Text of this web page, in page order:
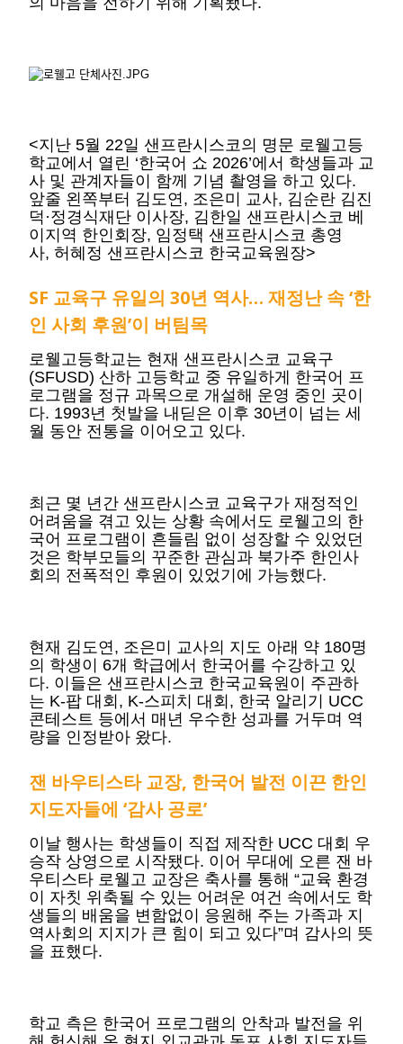
<지난 5월 22일 샌프란시스코의 명문 로웰고등
학교에서 열린 ‘한국어 쇼 2026’에서 학생들과 교
사 및 관계자들이 함께 기념 촬영을 하고 있다.
앞줄 왼쪽부터 김도연, 조은미 교사, 김순란 김진
덕·정경식재단 이사장, 김한일 샌프란시스코 베
이지역 한인회장, 임정택 샌프란시스코 총영
사, 허혜정 샌프란시스코 한국교육원장>
SF 교육구 유일의 30년 역사… 재정난 속 ‘한
인 사회 후원’이 버팀목
로웰고등학교는 현재 샌프란시스코 교육구
(SFUSD) 산하 고등학교 중 유일하게 한국어 프
로그램을 정규 과목으로 개설해 운영 중인 곳이
다. 1993년 첫발을 내딛은 이후 30년이 넘는 세
월 동안 전통을 이어오고 있다.
최근 몇 년간 샌프란시스코 교육구가 재정적인
어려움을 겪고 있는 상황 속에서도 로웰고의 한
국어 프로그램이 흔들림 없이 성장할 수 있었던
것은 학부모들의 꾸준한 관심과 북가주 한인사
회의 전폭적인 후원이 있었기에 가능했다.
현재 김도연, 조은미 교사의 지도 아래 약 180명
의 학생이 6개 학급에서 한국어를 수강하고 있
다. 이들은 샌프란시스코 한국교육원이 주관하
는 K-팝 대회, K-스피치 대회, 한국 알리기 UCC
콘테스트 등에서 매년 우수한 성과를 거두며 역
량을 인정받아 왔다.
잰 바우티스타 교장, 한국어 발전 이끈 한인
지도자들에 ‘감사 공로’
이날 행사는 학생들이 직접 제작한 UCC 대회 우
승작 상영으로 시작됐다. 이어 무대에 오른 잰 바
우티스타 로웰고 교장은 축사를 통해 “교육 환경
이 자칫 위축될 수 있는 어려운 여건 속에서도 학
생들의 배움을 변함없이 응원해 주는 가족과 지
역사회의 지지가 큰 힘이 되고 있다”며 감사의 뜻
을 표했다.
학교 측은 한국어 프로그램의 안착과 발전을 위